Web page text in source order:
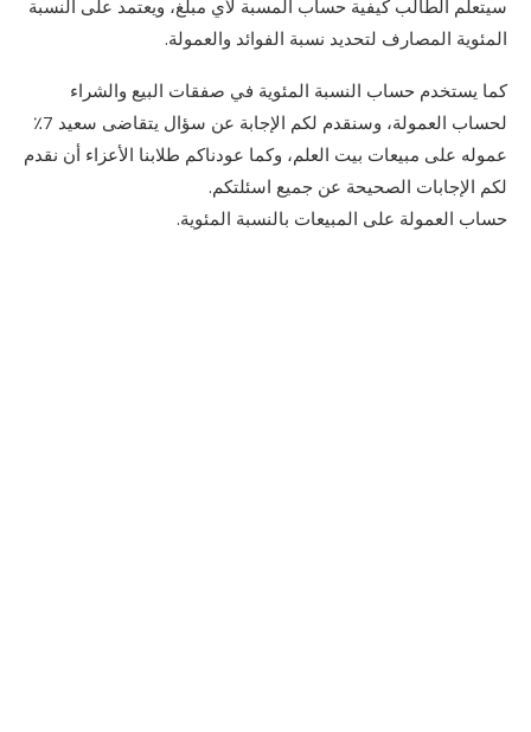
سيتعلم الطالب كيفية حساب المسبة لأي مبلغ، ويعتمد على النسبة
المئوية المصارف لتحديد نسبة الفوائد والعمولة.
كما يستخدم حساب النسبة المئوية في صفقات البيع والشراء
لحساب العمولة، وسنقدم لكم الإجابة عن سؤال يتقاضى سعيد 7٪
عموله على مبيعات بيت العلم، وكما عودناكم طلابنا الأعزاء أن نقدم
لكم الإجابات الصحيحة عن جميع اسئلتكم.
حساب العمولة على المبيعات بالنسبة المئوية.